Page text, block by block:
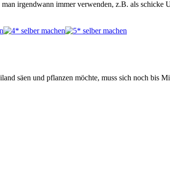
irgendwann immer verwenden, z.B. als schicke
säen und pflanzen möchte, muss sich noch bis